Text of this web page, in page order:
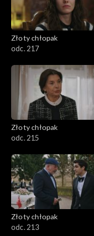
Złoty chłopak
odc. 217
Złoty chłopak
odc. 215
Złoty chłopak
odc. 213